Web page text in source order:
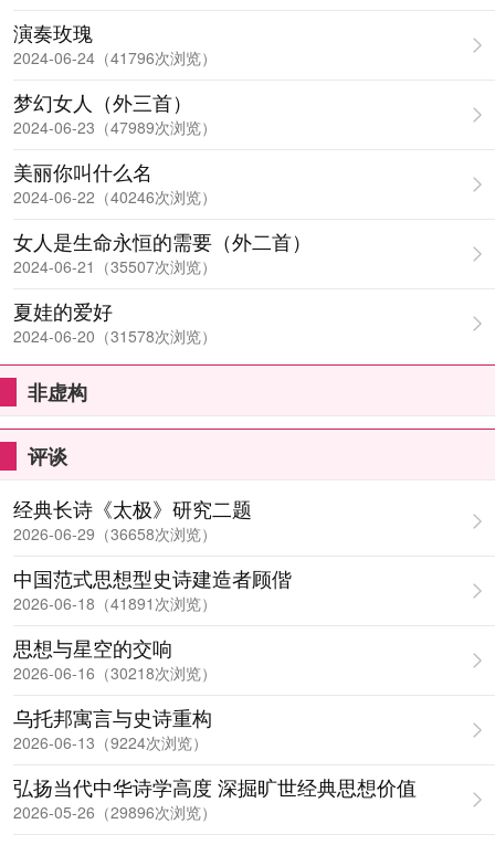
演奏玫瑰
2024-06-24（41796次浏览）
梦幻女人（外三首）
2024-06-23（47989次浏览）
美丽你叫什么名
2024-06-22（40246次浏览）
女人是生命永恒的需要（外二首）
2024-06-21（35507次浏览）
夏娃的爱好
2024-06-20（31578次浏览）
非虚构
评谈
经典长诗《太极》研究二题
2026-06-29（36658次浏览）
中国范式思想型史诗建造者顾偕
2026-06-18（41891次浏览）
思想与星空的交响
2026-06-16（30218次浏览）
乌托邦寓言与史诗重构
2026-06-13（9224次浏览）
弘扬当代中华诗学高度 深掘旷世经典思想价值
2026-05-26（29896次浏览）